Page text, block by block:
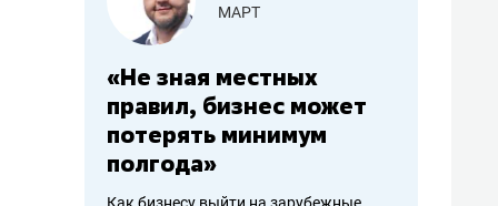
МАРТ
«Не зная местных
правил, бизнес может
потерять минимум
полгода»